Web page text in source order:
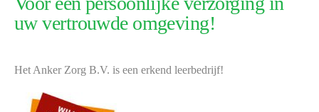
uw vertrouwde omgeving!
Het Anker Zorg B.V. is een erkend leerbedrijf!